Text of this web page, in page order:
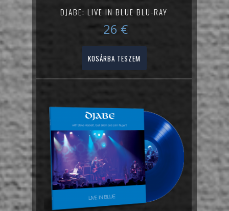
DJABE: LIVE IN BLUE BLU-RAY
26 €
KOSÁRBA TESZEM